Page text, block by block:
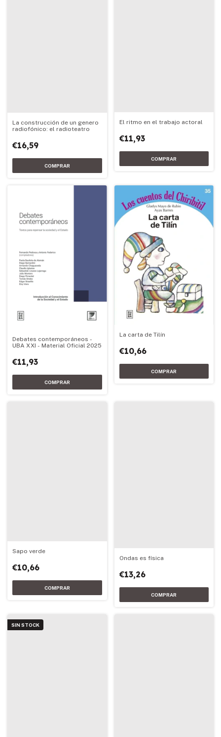
La construcción de un genero
radiofónico: el radioteatro
€16,59
El ritmo en el trabajo actoral
€11,93
Debates contemporáneos -
UBA XXI - Material Oficial 2025
€11,93
La carta de Tilín
€10,66
Sapo verde
€10,66
Ondas es física
€13,26
SIN STOCK